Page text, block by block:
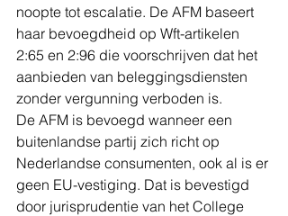
noopte tot escalatie. De AFM baseert
haar bevoegdheid op Wft-artikelen
2:65 en 2:96 die voorschrijven dat het
aanbieden van beleggingsdiensten
zonder vergunning verboden is.
De AFM is bevoegd wanneer een
buitenlandse partij zich richt op
Nederlandse consumenten, ook al is er
geen EU-vestiging. Dat is bevestigd
door jurisprudentie van het College